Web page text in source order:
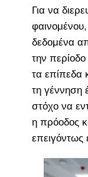
Για να
δεδομένα
την
τα επίπεδα
τη γέννηση
στόχο να
η πρόοδος
επειγόντως